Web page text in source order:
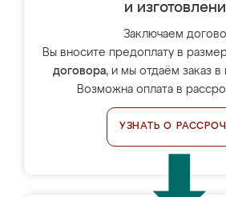
и
Заключаем
Вы вносите предоплату в
договора, и мы отдаём заказ в
Возможна оплата в
УЗНАТЬ О